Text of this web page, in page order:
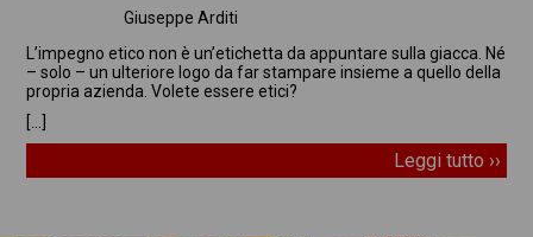
Giuseppe Arditi
L’impegno etico non è un’etichetta da appuntare sulla giacca. Né
– solo – un ulteriore logo da far stampare insieme a quello della
propria azienda. Volete essere etici?
Leggi tutto ››